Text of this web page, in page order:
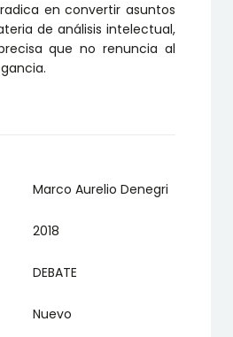
en convertir asuntos
de análisis intelectual,
que no renuncia al
Marco Aurelio Denegri
2018
DEBATE
Nuevo